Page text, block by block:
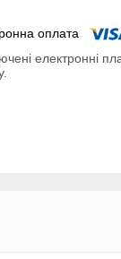
електронні